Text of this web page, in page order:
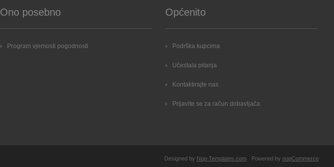
Ono posebno
Program vjernosti pogodnosti
Općenito
Podrška kupcima
Učestala pitanja
Kontaktirajte nas
Prijavite se za račun dobavljača
Powered by nopCommerce
Designed by Nop-Templates.com